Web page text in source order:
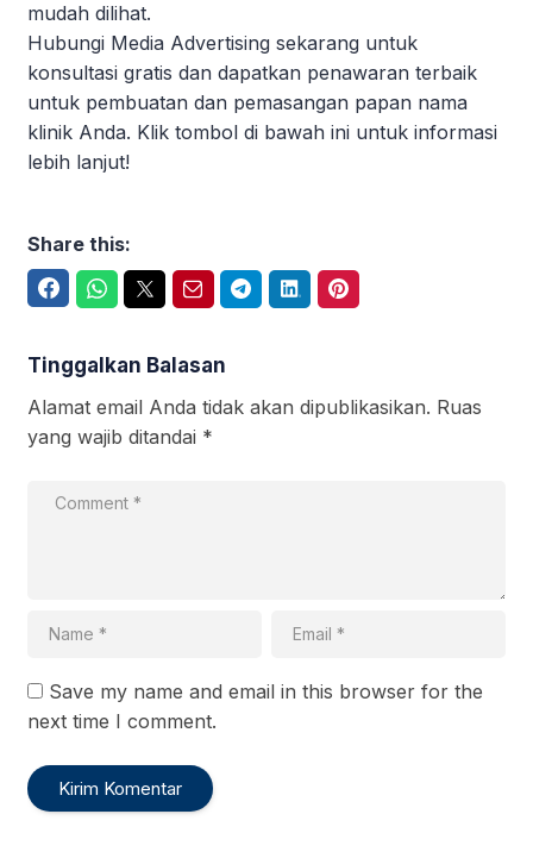
mudah dilihat.
Hubungi Media Advertising sekarang untuk
konsultasi gratis dan dapatkan penawaran terbaik
untuk pembuatan dan pemasangan papan nama
klinik Anda. Klik tombol di bawah ini untuk informasi
lebih lanjut!
Share this:
Tinggalkan Balasan
Alamat email Anda tidak akan dipublikasikan. Ruas
yang wajib ditandai *
Save my name and email in this browser for the
next time I comment.